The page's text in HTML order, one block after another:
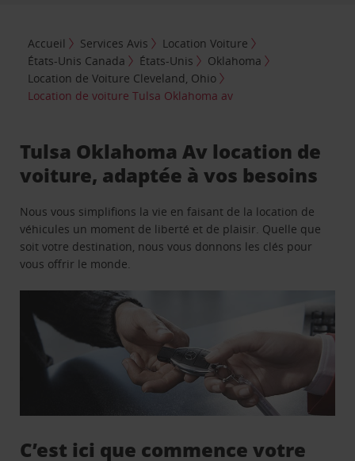
Accueil Services Avis
Location Voiture
États-Unis Canada
États-Unis
Oklahoma
Location de Voiture Cleveland, Ohio
Location de voiture Tulsa Oklahoma av
Tulsa Oklahoma Av location de
voiture, adaptée à vos besoins
Nous vous simplifions la vie en faisant de la location de
véhicules un moment de liberté et de plaisir. Quelle que
soit votre destination, nous vous donnons les clés pour
vous offrir le monde.
C’est ici que commence votre